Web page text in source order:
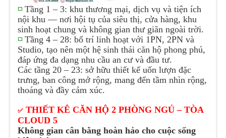
◽Tầng 1 – 3: khu thương mại, dịch vụ và tiện ích
nội khu — nơi hội tụ của siêu thị, cửa hàng, khu
sinh hoạt chung và không gian thư giãn ngoài trời.
◽Tầng 4 – 28: bố trí linh hoạt với 1PN, 2PN và
Studio, tạo nên một hệ sinh thái căn hộ phong phú,
đáp ứng đa dạng nhu cầu an cư và đầu tư.
Các tầng 20 – 23: sở hữu thiết kế uốn lượn đặc
trưng, ban công mở rộng, mang đến tầm nhìn rộng,
thoáng và đầy cảm xúc.
✅THIẾT KÊ CĂN HỘ 2 PHÒNG NGỦ – TÒA
CLOUD 5
Không gian cân bằng hoàn hảo cho cuộc sống